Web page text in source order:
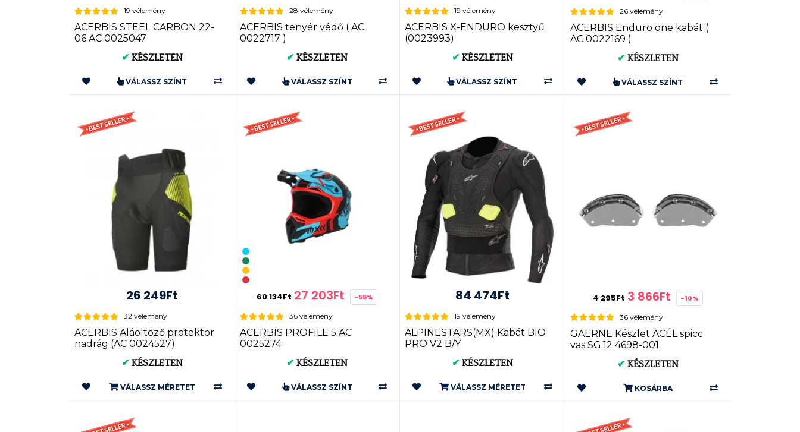
19 vélemény
ACERBIS STEEL CARBON 22-
06 AC 0025047
✔ KÉSZLETEN
VÁLASSZ SZÍNT
28 vélemény
ACERBIS tenyér védő ( AC
0022717 )
✔KÉSZLETEN
VÁLASSZ SZÍNT
19 vélemény
ACERBIS X-ENDURO kesztyű
(0023993)
✔ KÉSZLETEN
VÁLASSZ SZÍNT
26 vélemény
ACERBIS Enduro one kabát (
AC 0022169 )
✔ KÉSZLETEN
VÁLASSZ SZÍNT
26 249Ft
32 vélemény
ACERBIS Aláöltöző protektor
nadrág (AC 0024527)
✔ KÉSZLETEN
VÁLASSZ MÉRETET
60 134Ft 27 203Ft -55%
36 vélemény
ACERBIS PROFILE 5 AC
0025274
✔KÉSZLETEN
VÁLASSZ SZÍNT
84 474Ft
19 vélemény
ALPINESTARS(MX) Kabát BIO
PRO V2 B/Y
✔ KÉSZLETEN
VÁLASSZ MÉRETET
4 295Ft 3 866Ft -10%
36 vélemény
GAERNE Készlet ACÉL spicc
vas SG.12 4698-001
✔ KÉSZLETEN
KOSÁRBA